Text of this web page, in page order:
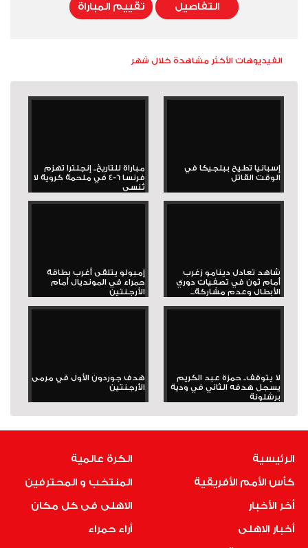
التفاصيل تقييم المباراة
الفيديوهات الأكثر مشاهدة خلال شهر
إسبانيا تطيح ببلجيكا في
الوقت القاتل
مباراة للتاريخ.. إنجلترا تهزم
فرنسا 6-4 في ملحمة كروية لا
تُنسى
شاهد تعادل دينامو زغرب
أمام ثون في تصفيات دوري
الأبطال وعدم مشاركة...
إمبولو يتلقى أغرب بطاقة
حمراء في المونديال أمام
الأرجنتين
لا يتوقف.. حمزة عبد الكريم
يسجل هدفه الثاني في ودية
برشلونة
هدف جوردون الأول في مرمى
الأرجنتين
الرئيسية
كأس الأمم الأفريقية
أخر الأخبار
أخبار الاهلى
الكرة عالمية
المنتخب و المحترفين
الاهلى فى كل مكان
أراء حمراء